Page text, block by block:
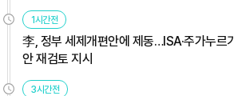
1시간전
李, 정부 세제개편안에 제동…ISA·주가누르기
안 재검토 지시
3시간전